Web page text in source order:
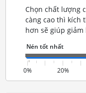
Chọn chất lượng
càng cao thì kích
hơn sẽ giúp
0% 20%